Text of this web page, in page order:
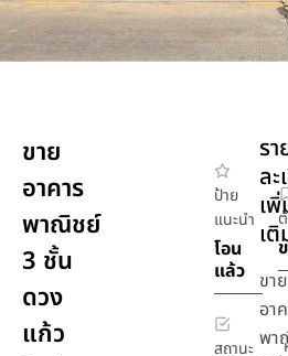
ขาย
อาคาร
พาณิชย์
3 ชั้น
ดวง
แก้ว
ป้าย
แนะนำ
โอน
แล้ว
สถานะ
รา
ล
เ
เ
ขาย
อา
พา